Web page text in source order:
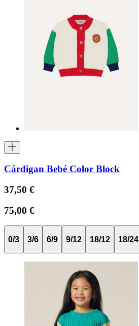
Cárdigan Bebé Color Block
37,50 €
75,00 €
0/3 3/6 6/9 9/12 18/12 18/24